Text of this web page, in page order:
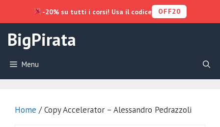
contenuto
BigPirata
Menu
Home / Copy Accelerator – Alessandro Pedrazzoli
-20% su tutti i corsi! Usa il codice OFF20